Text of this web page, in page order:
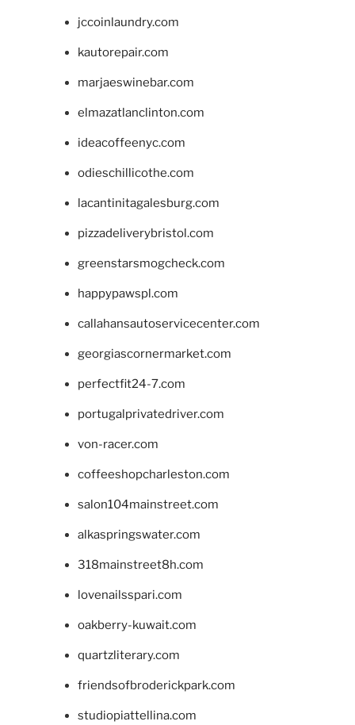
jccoinlaundry.com
kautorepair.com
marjaeswinebar.com
elmazatlanclinton.com
ideacoffeenyc.com
odieschillicothe.com
lacantinitagalesburg.com
pizzadeliverybristol.com
greenstarsmogcheck.com
happypawspl.com
callahansautoservicecenter.com
georgiascornermarket.com
perfectfit24-7.com
portugalprivatedriver.com
von-racer.com
coffeeshopcharleston.com
salon104mainstreet.com
alkaspringswater.com
318mainstreet8h.com
lovenailsspari.com
oakberry-kuwait.com
quartzliterary.com
friendsofbroderickpark.com
studiopiattellina.com